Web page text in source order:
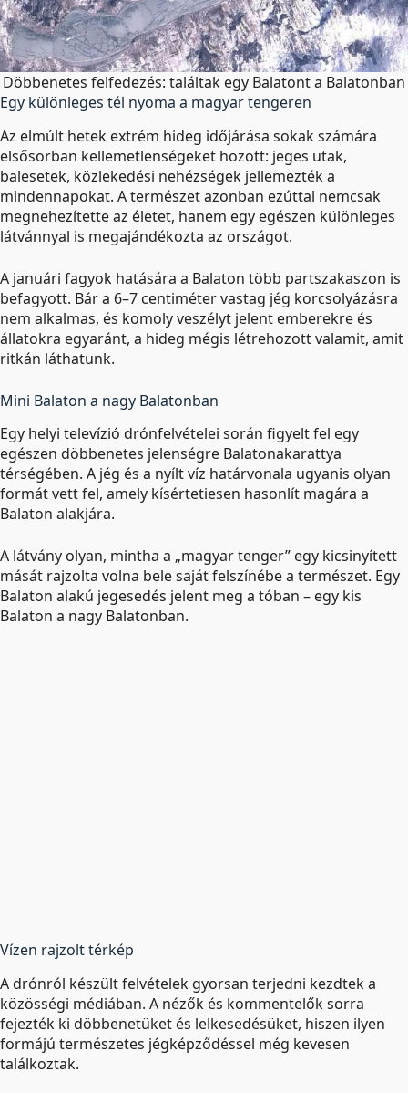
Döbbenetes felfedezés: találtak egy Balatont a Balatonban
Egy különleges tél nyoma a magyar tengeren
Az elmúlt hetek extrém hideg időjárása sokak számára
elsősorban kellemetlenségeket hozott: jeges utak,
balesetek, közlekedési nehézségek jellemezték a
mindennapokat. A természet azonban ezúttal nemcsak
megnehezítette az életet, hanem egy egészen különleges
látvánnyal is megajándékozta az országot.
A januári fagyok hatására a Balaton több partszakaszon is
befagyott. Bár a 6–7 centiméter vastag jég korcsolyázásra
nem alkalmas, és komoly veszélyt jelent emberekre és
állatokra egyaránt, a hideg mégis létrehozott valamit, amit
ritkán láthatunk.
Mini Balaton a nagy Balatonban
Egy helyi televízió drónfelvételei során figyelt fel egy
egészen döbbenetes jelenségre Balatonakarattya
térségében. A jég és a nyílt víz határvonala ugyanis olyan
formát vett fel, amely kísértetiesen hasonlít magára a
Balaton alakjára.
A látvány olyan, mintha a „magyar tenger” egy kicsinyített
mását rajzolta volna bele saját felszínébe a természet. Egy
Balaton alakú jegesedés jelent meg a tóban – egy kis
Balaton a nagy Balatonban.
Vízen rajzolt térkép
A drónról készült felvételek gyorsan terjedni kezdtek a
közösségi médiában. A nézők és kommentelők sorra
fejezték ki döbbenetüket és lelkesedésüket, hiszen ilyen
formájú természetes jégképződéssel még kevesen
találkoztak.